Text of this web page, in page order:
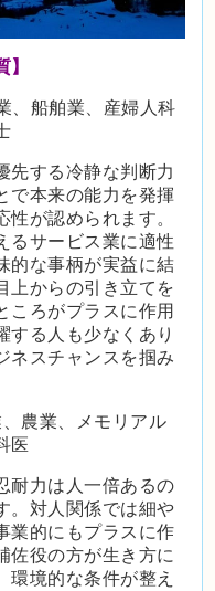
】
、船舶業、産婦人科
先する冷静な判断力
で本来の能力を発揮
が認められます。
るサービス業に適性
的な事柄が実益に結
上からの引き立てを
ころがプラスに作用
する人も少なくあり
ネスチャンスを掴み
農業、メモリアル
医
耐力は人一倍あるの
。対人関係では細や
業的にもプラスに作
佐役の方が生き方に
環境的な条件が整え